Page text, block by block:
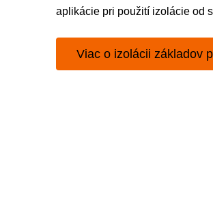
aplikácie pri použití izolácie od
Viac o izolácii základov